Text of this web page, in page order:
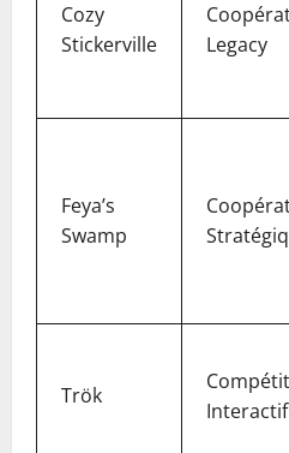
Cozy
Stickerville
Legacy
Feya’s
Swamp
Trök
Interactif